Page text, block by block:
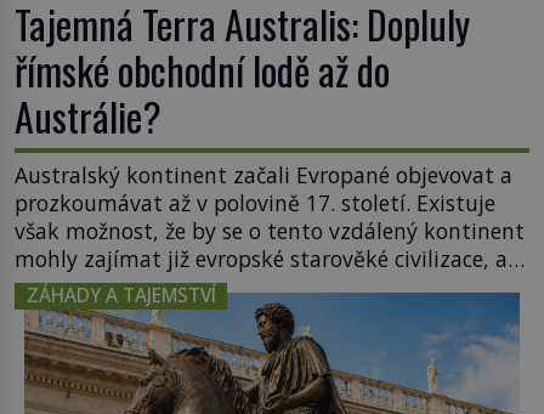
Tajemná Terra Australis: Dopluly
římské obchodní lodě až do
Austrálie?
Australský kontinent začali Evropané objevovat a
prozkoumávat až v polovině 17. století. Existuje
však možnost, že by se o tento vzdálený kontinent
mohly zajímat již evropské starověké civilizace, a
to o 15 století dříve? Již od starověku kartografové
zakreslovali do map záhadný kontinent Terra
Australis – Jižní zemi. Proč? Do jisté míry to byl
smysl pro […]
ZÁHADY A TAJEMSTVÍ